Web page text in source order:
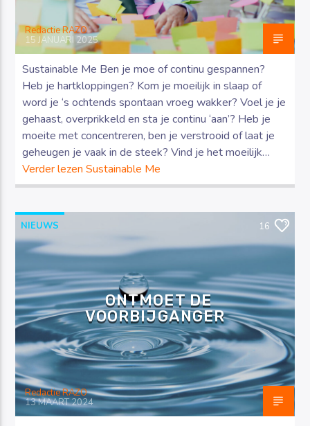
Redactie RAZO
15 JANUARI 2025
Sustainable Me Ben je moe of continu gespannen?
Heb je hartkloppingen? Kom je moeilijk in slaap of
word je ‘s ochtends spontaan vroeg wakker? Voel je je
gehaast, overprikkeld en sta je continu ‘aan’? Heb je
moeite met concentreren, ben je verstrooid of laat je
geheugen je vaak in de steek? Vind je het moeilijk…
Verder lezen Sustainable Me
NIEUWS 16
ONTMOET DE
VOORBIJGANGER
Redactie RAZO
13 MAART 2024